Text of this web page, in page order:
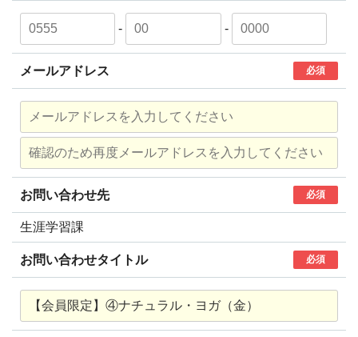
- -
メールアドレス 必須
お問い合わせ先 必須
生涯学習課
お問い合わせタイトル 必須